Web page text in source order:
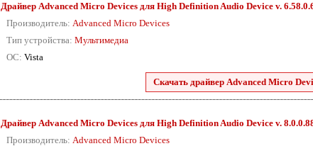
Драйвер Advanced Micro Devices для High Definition Audio Device v.
Производитель: Advanced Micro Devices
Тип устройства: Мультимедиа
ОС: Vista
Скачать драйвер Advanced Micro
Драйвер Advanced Micro Devices для High Definition Audio Device v.
Производитель: Advanced Micro Devices